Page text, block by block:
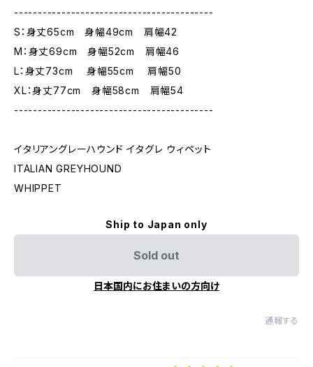
------------------------------------------
S：身丈65cm 身幅49cm 肩幅42
M：身丈69cm 身幅52cm 肩幅46
L：身丈73cm 身幅55cm 肩幅50
XL：身丈77cm 身幅58cm 肩幅54
------------------------------------------
イタリアングレーハウンド イタグレ ウィペット
ITALIAN GREYHOUND
WHIPPET
Ship to Japan only
Sold out
日本国内にお住まいの方向け
通報する